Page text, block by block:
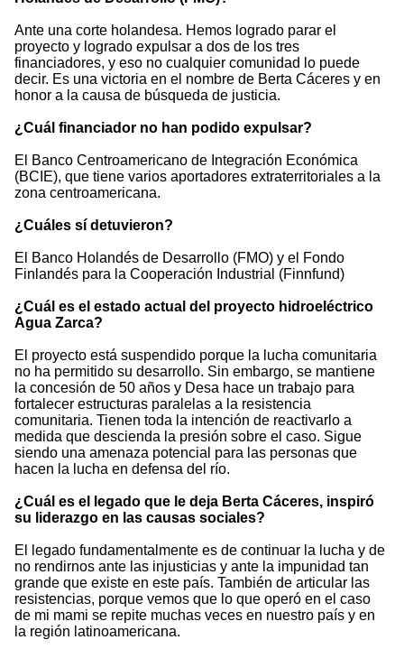
Ante una corte holandesa. Hemos logrado parar el
proyecto y logrado expulsar a dos de los tres
financiadores, y eso no cualquier comunidad lo puede
decir. Es una victoria en el nombre de Berta Cáceres y en
honor a la causa de búsqueda de justicia.
¿Cuál financiador no han podido expulsar?
El Banco Centroamericano de Integración Económica
(BCIE), que tiene varios aportadores extraterritoriales a la
zona centroamericana.
¿Cuáles sí detuvieron?
El Banco Holandés de Desarrollo (FMO) y el Fondo
Finlandés para la Cooperación Industrial (Finnfund)
¿Cuál es el estado actual del proyecto hidroeléctrico
Agua Zarca?
El proyecto está suspendido porque la lucha comunitaria
no ha permitido su desarrollo. Sin embargo, se mantiene
la concesión de 50 años y Desa hace un trabajo para
fortalecer estructuras paralelas a la resistencia
comunitaria. Tienen toda la intención de reactivarlo a
medida que descienda la presión sobre el caso. Sigue
siendo una amenaza potencial para las personas que
hacen la lucha en defensa del río.
¿Cuál es el legado que le deja Berta Cáceres, inspiró
su liderazgo en las causas sociales?
El legado fundamentalmente es de continuar la lucha y de
no rendirnos ante las injusticias y ante la impunidad tan
grande que existe en este país. También de articular las
resistencias, porque vemos que lo que operó en el caso
de mi mami se repite muchas veces en nuestro país y en
la región latinoamericana.